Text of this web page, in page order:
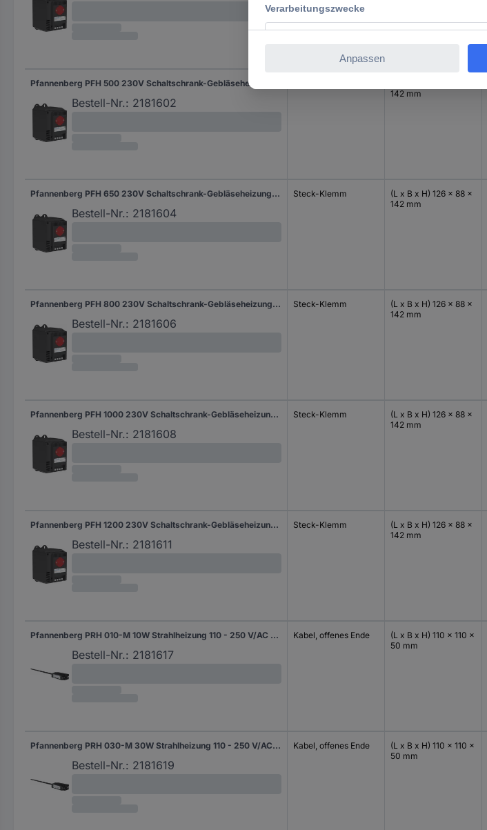
Bestell-Nr.: 2181602
142 mm
Pfannenberg PFH 650 230V Schaltschrank-Gebläseheizung 230 V/AC (max) 650 W (L x B x H) 126 x 88 x 142 mm Piece 1 St.
Bestell-Nr.: 2181604
Steck-Klemm
(L x B x H) 126 x 88 x
142 mm
Pfannenberg PFH 800 230V Schaltschrank-Gebläseheizung 230 V/AC (max) 800 W (L x B x H) 126 x 88 x 142 mm 1 St.
Bestell-Nr.: 2181606
Steck-Klemm
(L x B x H) 126 x 88 x
142 mm
Pfannenberg PFH 1000 230V Schaltschrank-Gebläseheizung 230 V/AC (max) 1000 W (L x B x H) 126 x 88 x 142 mm 1 St.
Bestell-Nr.: 2181608
Steck-Klemm
(L x B x H) 126 x 88 x
142 mm
Pfannenberg PFH 1200 230V Schaltschrank-Gebläseheizung 230 V/AC (max) 1200 W (L x B x H) 126 x 88 x 142 mm Piece 1 St.
Bestell-Nr.: 2181611
Steck-Klemm
(L x B x H) 126 x 88 x
142 mm
Pfannenberg PRH 010-M 10W Strahlheizung 110 - 250 V/AC 10 W (L x B x H) 110 x 110 x 50 mm 1 St.
Bestell-Nr.: 2181617
Kabel, offenes Ende
(L x B x H) 110 x 110 x
50 mm
Pfannenberg PRH 030-M 30W Strahlheizung 110 - 250 V/AC 30 W (L x B x H) 110 x 110 x 50 mm Piece 1 St.
Bestell-Nr.: 2181619
Kabel, offenes Ende
(L x B x H) 110 x 110 x
50 mm